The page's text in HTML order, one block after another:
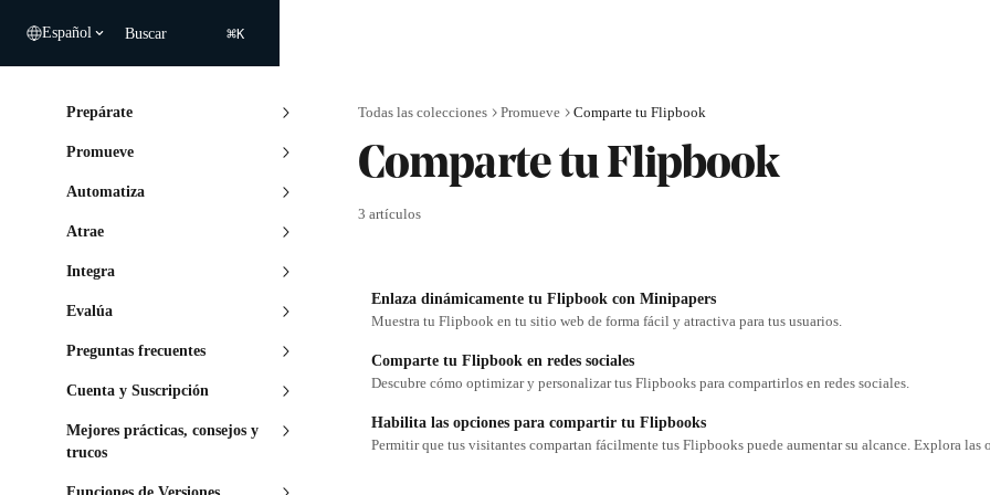
Español Buscar ⌘K
Prepárate
Promueve
Automatiza
Atrae
Integra
Evalúa
Preguntas frecuentes
Cuenta y Suscripción
Mejores prácticas, consejos y
trucos
Todas las colecciones Promueve Comparte tu Flipbook
Comparte tu Flipbook
3 artículos
Enlaza dinámicamente tu Flipbook con Minipapers
Muestra tu Flipbook en tu sitio web de forma fácil y atractiva para tus usuarios.
Comparte tu Flipbook en redes sociales
Descubre cómo optimizar y personalizar tus Flipbooks para compartirlos en redes sociales.
Habilita las opciones para compartir tu Flipbooks